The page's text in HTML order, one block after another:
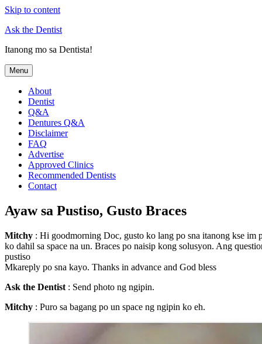
Skip to content
Ask the Dentist
Itanong mo sa Dentista!
Menu
About
Dentist
Q&A
Dentures Q&A
Disclaimer
FAQ
Advertise
Approved Clinics
Recommended Dentists
Contact
Ayaw sa Pustiso, Gusto Braces
Mitchy : Hi goodmorning Doc, gusto ko lang po sna itanong kse im
ko dahil sa space na un. Braces po naisip kong solusyon. Ang
pustiso
Mkareply po sna kayo. Thanks in advance and God bless
Ask the Dentist : Send photo ng ngipin.
Mitchy : Puro sa bagang po un space ng ngipin ko eh.